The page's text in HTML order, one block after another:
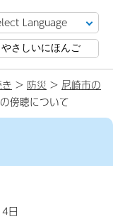
やさしいにほんご
> 防災 > 尼崎市の
傍聴について
日